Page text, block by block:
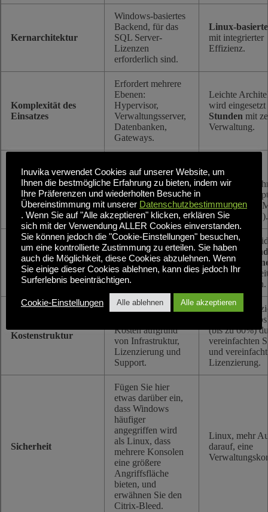
Kernarchitektur
Windows-basiertes
Backend, für das
SQL Server-
Lizenzen
erforderlich sind.
Linux-
mit integrierter
Effizienz.
Komplexität des
Einsatzes
Erfordert mehrere
Ebenen:
Hypervisor,
Verwaltungsserver,
Datenbanken,
Gateways.
Leichte
wird eingesetzt
Stunden mit
Verwaltung.
Flexibilität des
Hypervisors
Oft an einen
einzigen Anbieter
gebunden (Vendor
Lock-in).
unabhängig
unterstützt
Hypervisor-
(vSphere,
Nutanix AHV).
App-Kompatibilität
In erster Linie auf
Windows
ausgerichtet.
Unterstützt
Windows- und
Linux-
in einem
Arbeitsbereich.
Kostenstruktur
Hohe Vorlauf- und
Kosten aufgrund
von Infrastruktur,
Lizenzierung und
Support.
Deutlich
(bis zu 60%)
vereinfachten
und
Lizenzierung.
Sicherheit
Fügen Sie hier
etwas darüber ein,
dass Windows
häufiger
angegriffen wird
als Linux, dass
mehrere Konsolen
eine größere
Angriffsfläche
bieten, und
erwähnen Sie den
Citrix-Bleed.
Linux, mehr
darauf, eine
Inuvika verwendet Cookies auf unserer Website, um
Ihnen die bestmögliche Erfahrung zu bieten, indem wir
Ihre Präferenzen und wiederholten Besuche in
Übereinstimmung mit unserer Datenschutzbestimmungen
. Wenn Sie auf "Alle akzeptieren" klicken, erklären Sie
sich mit der Verwendung ALLER Cookies einverstanden.
Sie können jedoch die "Cookie-Einstellungen" besuchen,
um eine kontrollierte Zustimmung zu erteilen. Sie haben
auch die Möglichkeit, diese Cookies abzulehnen. Wenn
Sie einige dieser Cookies ablehnen, kann dies jedoch Ihr
Surferlebnis beeinträchtigen.
Cookie-Einstellungen Alle ablehnen Alle akzeptieren